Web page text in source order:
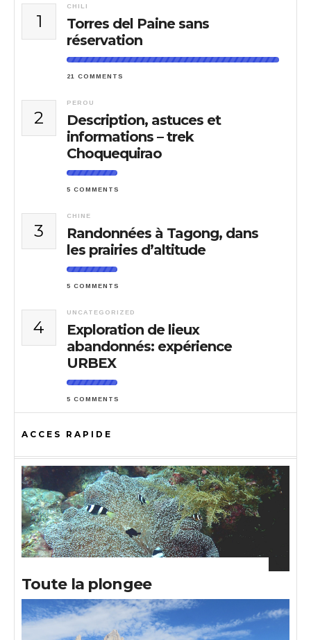
1
CHILI
Torres del Paine sans
réservation
21 COMMENTS
2
PEROU
Description, astuces et
informations – trek
Choquequirao
5 COMMENTS
3
CHINE
Randonnées à Tagong, dans
les prairies d’altitude
5 COMMENTS
4
UNCATEGORIZED
Exploration de lieux
abandonnés: expérience
URBEX
5 COMMENTS
ACCES RAPIDE
Toute la plongee